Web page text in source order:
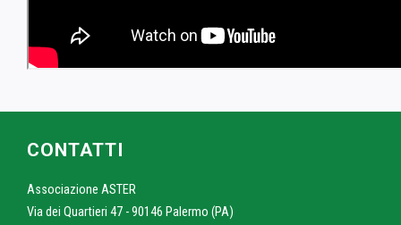
CONTATTI
Associazione ASTER
Via dei Quartieri 47 - 90146 Palermo (PA)